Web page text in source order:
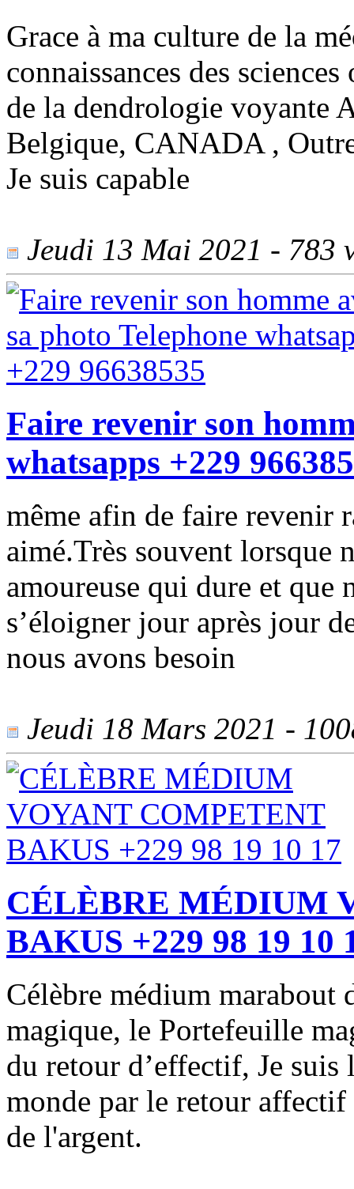
Grace à ma culture de la
connaissances des
de la dendrologie voyante
Belgique, CANADA ,
Je suis capable
Jeudi 13 Mai 2021 - 783
Faire revenir son
whatsapps +229
même afin de faire revenir
aimé.Très souvent lorsque
amoureuse qui dure et que
s’éloigner jour après jour
nous avons besoin
Jeudi 18 Mars 2021 -
CÉLÈBRE MÉDIUM
BAKUS +229 98 19 10
Célèbre médium
magique, le Portefeuille
du retour d’effectif, Je
monde par le retour
de l'argent.